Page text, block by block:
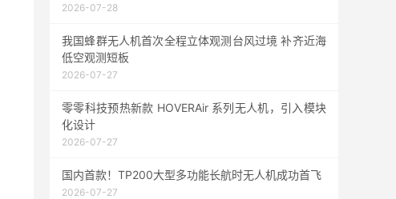
2026-07-28
我国蜂群无人机首次全程立体观测台风过境 补齐近海
低空观测短板
2026-07-27
零零科技预热新款 HOVERAir 系列无人机，引入模块
化设计
2026-07-27
国内首款！TP200大型多功能长航时无人机成功首飞
2026-07-27